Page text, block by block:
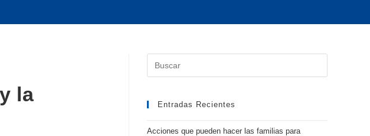
la
Entradas Recientes
Acciones que pueden hacer las familias para